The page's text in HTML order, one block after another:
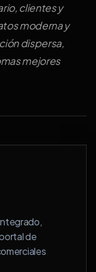
clientes y
moderna y
dispersa,
mejores
de